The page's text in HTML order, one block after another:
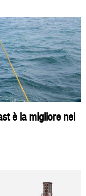
è la migliore nei